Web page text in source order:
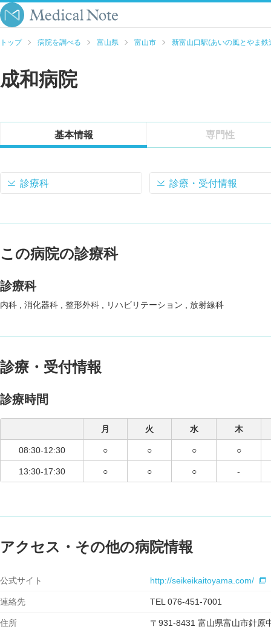
トップ 病院を調べる 富山県 富山市 新富山口駅(あいの風とやま鉄
成和病院
基本情報 専門性
診療科 診療・受付情報
この病院の診療科
診療科
内科 消化器科 整形外科 リハビリテーション 放射線科
診療・受付情報
診療時間
月 火 水 木
08:30-12:30 ○ ○ ○ ○
13:30-17:30 ○ ○ ○ -
アクセス・その他の病院情報
公式サイト http://seikeikaitoyama.com/
連絡先 TEL 076-451-7001
住所 〒931-8431 富山県富山市針原